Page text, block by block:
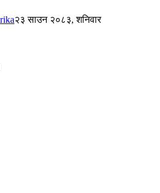
२३ साउन २०८३, शनिवार